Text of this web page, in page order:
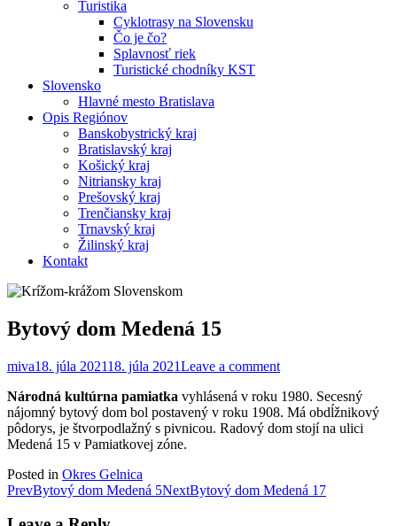
Turistika
Cyklotrasy na Slovensku
Čo je čo?
Splavnosť riek
Turistické chodníky KST
Slovensko
Hlavné mesto Bratislava
Opis Regiónov
Banskobystrický kraj
Bratislavský kraj
Košický kraj
Nitriansky kraj
Prešovský kraj
Trenčiansky kraj
Trnavský kraj
Žilinský kraj
Kontakt
Bytový dom Medená 15
miva18. júla 202118. júla 2021Leave a comment
Národná kultúrna pamiatka vyhlásená v roku 1980. Secesný
nájomný bytový dom bol postavený v roku 1908. Má obdĺžnikový
pôdorys, je štvorpodlažný s pivnicou. Radový dom stojí na ulici
Medená 15 v Pamiatkovej zóne.
Posted in Okres Gelnica
Post
navigation
PrevBytový dom Medená 5NextBytový dom Medená 17